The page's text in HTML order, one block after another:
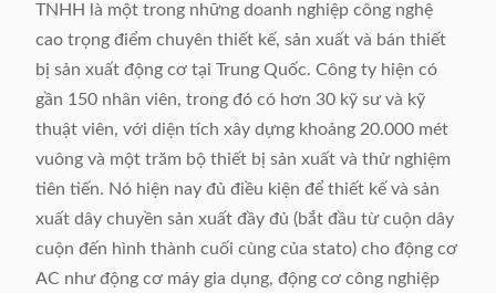
TNHH là một trong những doanh nghiệp công nghệ
cao trọng điểm chuyên thiết kế, sản xuất và bán thiết
bị sản xuất động cơ tại Trung Quốc. Công ty hiện có
gần 150 nhân viên, trong đó có hơn 30 kỹ sư và kỹ
thuật viên, với diện tích xây dựng khoảng 20.000 mét
vuông và một trăm bộ thiết bị sản xuất và thử nghiệm
tiên tiến. Nó hiện nay đủ điều kiện để thiết kế và sản
xuất dây chuyền sản xuất đầy đủ (bắt đầu từ cuộn dây
cuộn đến hình thành cuối cùng của stato) cho động cơ
AC như động cơ máy gia dụng, động cơ công nghiệp